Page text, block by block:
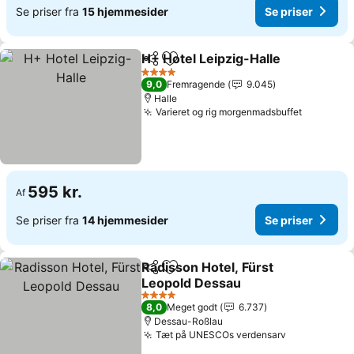
Se priser fra 15 hjemmesider Se priser
Del Føj til favoritter
H+ Hotel Leipzig-Halle
4 Stjerner
9,0 Fremragende
9.045
Halle
Varieret og rig morgenmadsbuffetSe priser
Af 595 kr.
Se priser fra 14 hjemmesider Se priser
Del Føj til favoritter
Radisson Hotel, Fürst
Leopold Dessau
Se priser
4 Stjerner
8,0 Meget godt
6.737
Dessau-Roßlau
Tæt på UNESCOs verdensarv